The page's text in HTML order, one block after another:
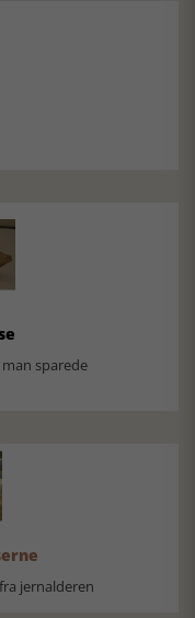
sparede
jernalderen